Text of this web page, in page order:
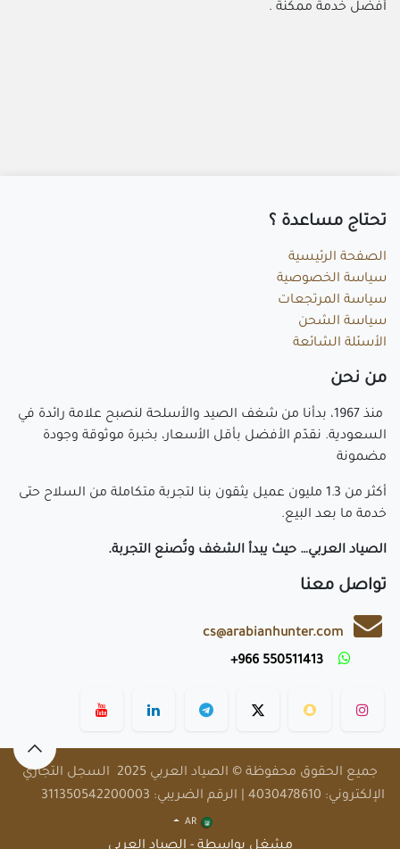
أفضل خدمة ممكنة .
تحتاج مساعد​ة ؟
الصفحة الرئيسية
سياسة الخصوصية
سياسة المرتجعات
سياسة الشحن
الأسئلة الشائعة
م​ن نحن
منذ 1967، بدأنا من شغف الصيد والأسلحة لنصبح علامة رائدة في
السعودية. نقدّم الأفضل بأقل الأسعار، بخبرة موثوقة وجودة
مضمونة
أكثر من 1.3 مليون عميل يثقون بنا لتجربة متكاملة من السلاح حتى
خدمة ما بعد البيع.
الصياد العربي… حيث يبدأ الشغف وتُصنع التجربة.
تواصل معنا
cs@arabianhunter.com
​550511413 966+
جميع الحقوق محفوظة © الصياد العربي 2025 السجل التجاري
الإلكتروني: 4030478610 | الرقم الضريبي: 311350542200003
AR